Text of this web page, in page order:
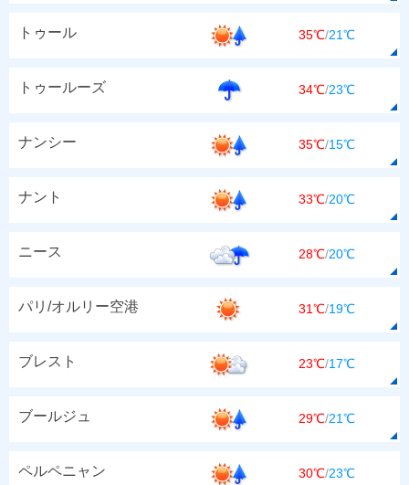
トゥール 35℃/21℃
トゥールーズ 34℃/23℃
ナンシー 35℃/15℃
ナント 33℃/20℃
ニース 28℃/20℃
パリ/オルリー空港 31℃/19℃
ブレスト 23℃/17℃
ブールジュ 29℃/21℃
ペルペニャン 30℃/23℃